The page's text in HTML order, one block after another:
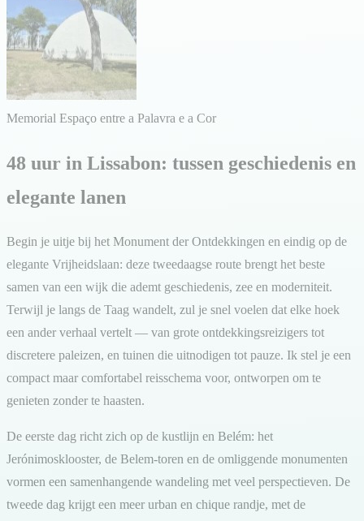
Memorial Espaço entre a Palavra e a Cor
48 uur in Lissabon: tussen geschiedenis en
elegante lanen
Begin je uitje bij het Monument der Ontdekkingen en eindig op de
elegante Vrijheidslaan: deze tweedaagse route brengt het beste
samen van een wijk die ademt geschiedenis, zee en moderniteit.
Terwijl je langs de Taag wandelt, zul je snel voelen dat elke hoek
een ander verhaal vertelt — van grote ontdekkingsreizigers tot
discretere paleizen, en tuinen die uitnodigen tot pauze. Ik stel je een
compact maar comfortabel reisschema voor, ontworpen om te
genieten zonder te haasten.
De eerste dag richt zich op de kustlijn en Belém: het
Jerónimosklooster, de Belem-toren en de omliggende monumenten
vormen een samenhangende wandeling met veel perspectieven. De
tweede dag krijgt een meer urban en chique randje, met de